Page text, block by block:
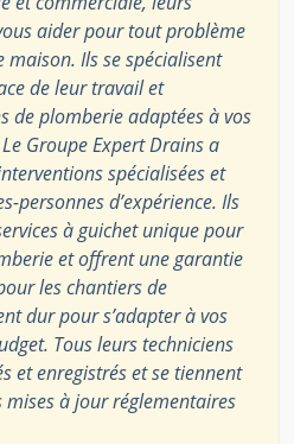
aider pour tout problème
Ils se spécialisent
de leur travail et
de plomberie adaptées à vos
Groupe Expert Drains a
spécialisées et
personnes d’expérience. Ils
à guichet unique pour
et offrent une garantie
les chantiers de
dur pour s’adapter à vos
Tous leurs techniciens
et enregistrés et se tiennent
à jour réglementaires